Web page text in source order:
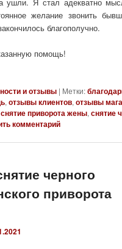
желание звонить
благополучно.
помощь!
и отзывы | Метки:
,отзывы клиентов,отзывы
снятие приворота жены,снятие
комментарий
черного
приворота